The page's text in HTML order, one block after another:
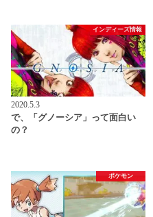
インディーズ情報
2020.5.3
で、「グノーシア」って面白い
の？
ポケモン